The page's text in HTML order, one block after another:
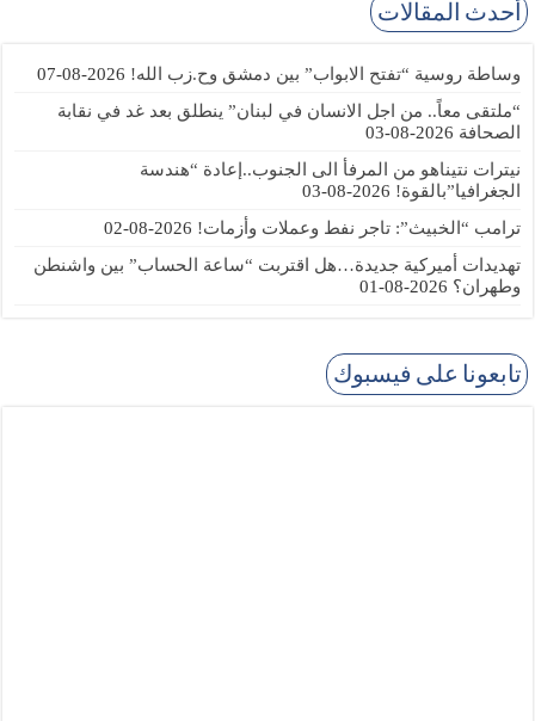
أحدث المقالات
وساطة روسية “تفتح الابواب” بين دمشق وح.زب الله! 2026-08-07
“ملتقى معاً.. من اجل الانسان في لبنان” ينطلق بعد غد في نقابة
الصحافة 2026-08-03
نيترات نتيناهو من المرفأ الى الجنوب..إعادة “هندسة
الجغرافيا”بالقوة! 2026-08-03
ترامب “الخبيث”: تاجر نفط وعملات وأزمات! 2026-08-02
تهديدات أميركية جديدة…هل اقتربت “ساعة الحساب” بين واشنطن
وطهران؟ 2026-08-01
تابعونا على فيسبوك